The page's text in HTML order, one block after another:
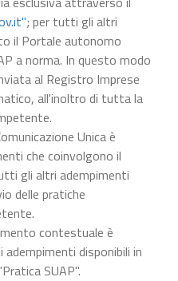
; per tutti gli altri
il Portale autonomo
a norma. In questo modo
al Registro Imprese
all'inoltro di tutta la
Unica è
che coinvolgono il
gli altri adempimenti
delle pratiche
contestuale è
disponibili in
SUAP".